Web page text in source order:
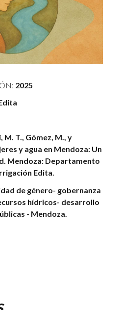
2025
M. T., Gómez, M., y
y agua en Mendoza: Un
Mendoza: Departamento
Edita.
de género- gobernanza
hídricos- desarrollo
- Mendoza.